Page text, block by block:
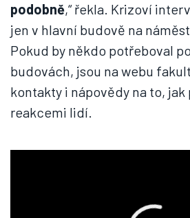
podobně,“ řekla. Krizoví
jen v hlavní budově na
Pokud by někdo potřeboval
budovách, jsou na webu
kontakty i nápovědy na to, jak
reakcemi lidí.